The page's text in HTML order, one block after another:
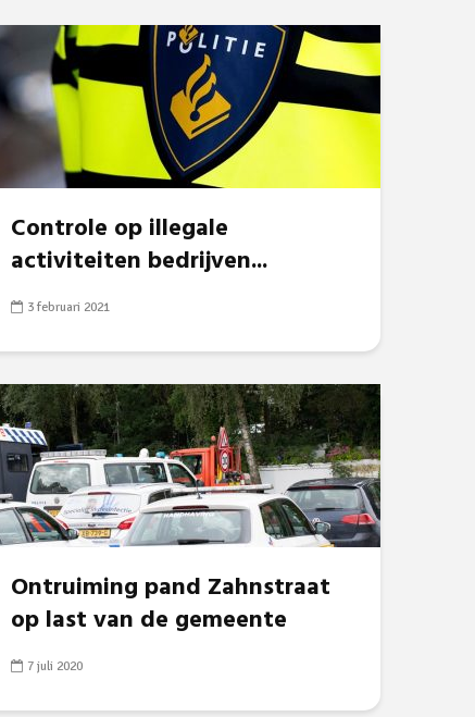
Controle op illegale
activiteiten bedrijven...
3 februari 2021
Ontruiming pand Zahnstraat
op last van de gemeente
7 juli 2020